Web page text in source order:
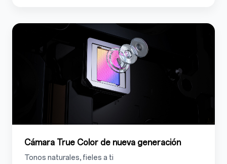
Cámara True Color de nueva generación
Tonos naturales, fieles a ti